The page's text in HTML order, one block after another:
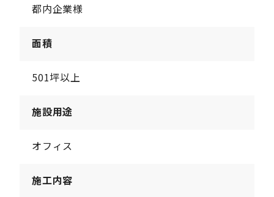
都内企業様
面積
501坪以上
施設用途
オフィス
施工内容